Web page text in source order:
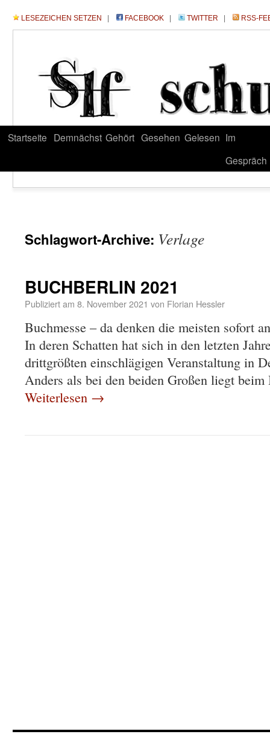
LESEZEICHEN SETZEN FACEBOOK TWITTER RSS-
Startseite Demnächst Gehört Gesehen Gelesen Im
Gespräch
Schlagwort-Archive: Verlage
BUCHBERLIN 2021
Publiziert am 8. November 2021 von Florian Hessler
Buchmesse – da denken die meisten sofort
In deren Schatten hat sich in den letzten
drittgrößten einschlägigen Veranstaltung in
Anders als bei den beiden Großen liegt
Weiterlesen →